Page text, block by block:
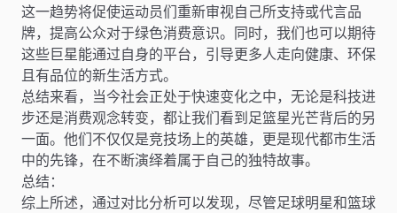
这一趋势将促使运动员们重新审视自己所支持或代言品
牌，提高公众对于绿色消费意识。同时，我们也可以期待
这些巨星能通过自身的平台，引导更多人走向健康、环保
且有品位的新生活方式。
总结来看，当今社会正处于快速变化之中，无论是科技进
步还是消费观念转变，都让我们看到足篮星光芒背后的另
一面。他们不仅仅是竞技场上的英雄，更是现代都市生活
中的先锋，在不断演绎着属于自己的独特故事。
总结：
综上所述，通过对比分析可以发现，尽管足球明星和篮球